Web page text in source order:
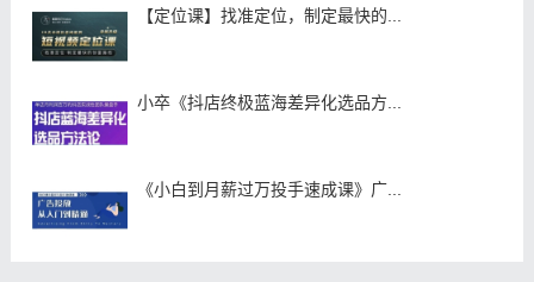
【定位课】找准定位，制定最快的...
小卒《抖店终极蓝海差异化选品方...
《小白到月薪过万投手速成课》广...